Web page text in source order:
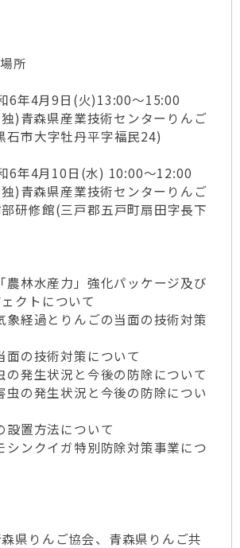
所
6年4月9日(火)13:00～15:00
)青森県産業技術センターりんご
石市大字牡丹平字福民24)
6年4月10日(水) 10:00～12:00
)青森県産業技術センターりんご
研修館(三戸郡五戸町扇田字長下
農林水産力」強化パッケージ及び
クトについて
象経過とりんごの当面の技術対策
面の技術対策について
の発生状況と今後の防除について
虫の発生状況と今後の防除につい
設置方法について
シンクイガ特別防除対策事業につ
県りんご協会、青森県りんご共